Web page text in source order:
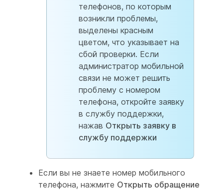
телефонов, по которым
возникли проблемы,
выделены красным
цветом, что указывает на
сбой проверки. Если
администратор мобильной
связи не может решить
проблему с номером
телефона, откройте заявку
в службу поддержки,
нажав Открыть заявку в
службу поддержки
Если вы не знаете номер мобильного
телефона, нажмите Открыть обращение